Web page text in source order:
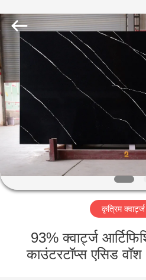
घर
उत्पादों
हमारे
बारे
में
भ्रमण
New
Material
Technology
CO.,Ltd.
Rights
Reserved.
कृत्रिम
93% क्वार्ट्ज
काउंटरटॉप्स एसिड